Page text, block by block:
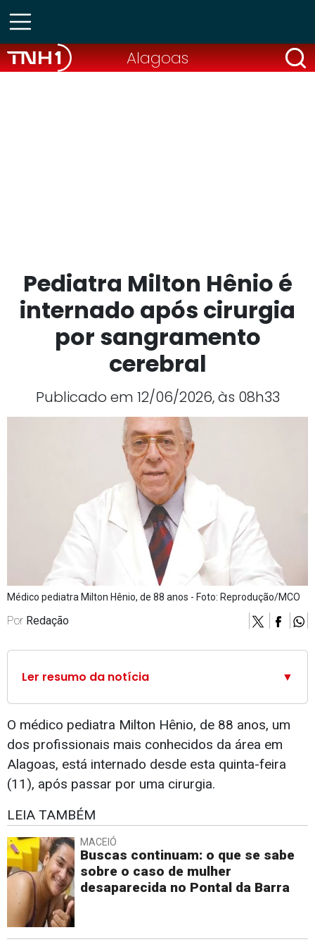
Alagoas
Pediatra Milton Hênio é
internado após cirurgia
por sangramento
cerebral
Publicado em 12/06/2026, às 08h33
Médico pediatra Milton Hênio, de 88 anos - Foto: Reprodução/MCO
Por Redação
Ler resumo da notícia ▼
O médico pediatra Milton Hênio, de 88 anos, um
dos profissionais mais conhecidos da área em
Alagoas, está internado desde esta quinta-feira
(11), após passar por uma cirurgia.
LEIA TAMBÉM
MACEIÓ
Buscas continuam: o que se sabe
sobre o caso de mulher
desaparecida no Pontal da Barra